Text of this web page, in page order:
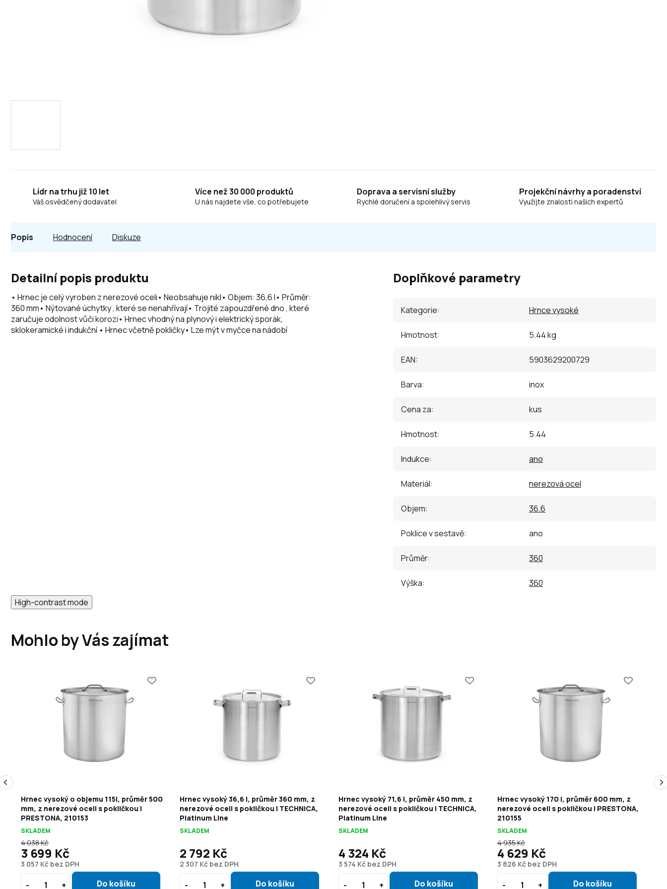
Lídr na trhu již 10 let
Váš osvědčený dodavatel
Více než 30 000 produktů
U nás najdete vše, co potřebujete
Doprava a servisní služby
Rychlé doručení a spolehlivý servis
Projekční návrhy a poradenství
Využijte znalosti našich expertů
Popis Hodnocení Diskuze
Detailní popis produktu
• Hrnec je celý vyroben z nerezové oceli• Neobsahuje nikl• Objem: 36,6 l• Průměr:
360 mm• Nýtované úchytky , které se nenahřívají• Trojité zapouzdřené dno , které
zaručuje odolnost vůči korozi• Hrnec vhodný na plynový i elektrický sporák,
sklokeramické i indukční • Hrnec včetně pokličky• Lze mýt v myčce na nádobí
Doplňkové parametry
Kategorie: Hrnce vysoké
Hmotnost: 5.44 kg
EAN: 5903629200729
Barva: inox
Cena za: kus
Hmotnost: 5.44
Indukce: ano
Materiál: nerezová ocel
Objem: 36.6
Poklice v sestavě: ano
Průměr: 360
Výška:
360
High-contrast mode
Mohlo by Vás zajímat
Hrnec vysoký o objemu 115l, průměr 500
mm, z nerezové oceli s pokličkou |
PRESTONA, 210153
SKLADEM
3 057 Kč bez DPH
4 038 Kč
3 699 Kč
Hrnec vysoký 36,6 l, průměr 360 mm, z
nerezové oceli s pokličkou | TECHNICA,
Platinum Line
SKLADEM
2 307 Kč bez DPH
2 792 Kč
Hrnec vysoký 71,6 l, průměr 450 mm, z
nerezové oceli s pokličkou | TECHNICA,
Platinum Line
SKLADEM
3 574 Kč bez DPH
4 324 Kč
Hrnec vysoký 170 l, průměr 600 mm, z
nerezové oceli s pokličkou | PRESTONA,
210155
SKLADEM
3 826 Kč bez DPH
4 935 Kč
4 629 Kč